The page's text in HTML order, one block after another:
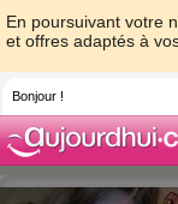
En poursuivant votre
et offres adaptés à
Bonjour !